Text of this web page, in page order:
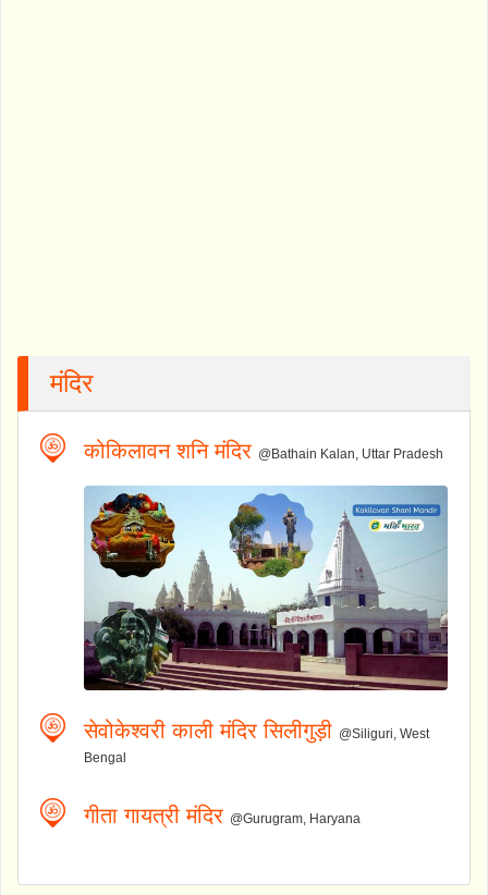
मंदिर
कोकिलावन शनि मंदिर @Bathain Kalan, Uttar Pradesh
सेवोकेश्वरी काली मंदिर सिलीगुड़ी @Siliguri, West
Bengal
गीता गायत्री मंदिर @Gurugram, Haryana